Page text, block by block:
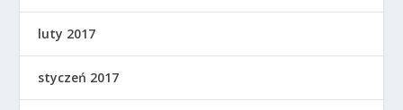
luty 2017
styczeń 2017